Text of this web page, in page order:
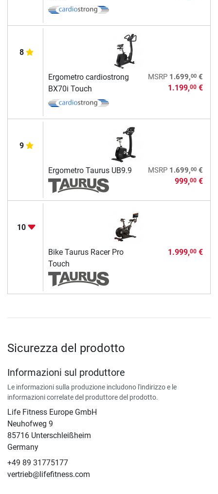
8
Ergometro cardiostrong
BX70i Touch
MSRP 1.699,00€
1.199,00€
9
Ergometro Taurus UB9.9 MSRP 1.699,00€
999,00€
10
Bike Taurus Racer Pro
Touch
1.999,00€
Sicurezza del prodotto
Informazioni sul produttore
Le informazioni sulla produzione includono l'indirizzo e le
informazioni correlate del produttore del prodotto.
Life Fitness Europe GmbH
Neuhofweg 9
85716 Unterschleißheim
Germany
+49 89 31775177
vertrieb@lifefitness.com